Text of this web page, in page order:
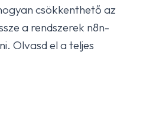
csökkenthető az
a rendszerek n8n-
Olvasd el a teljes